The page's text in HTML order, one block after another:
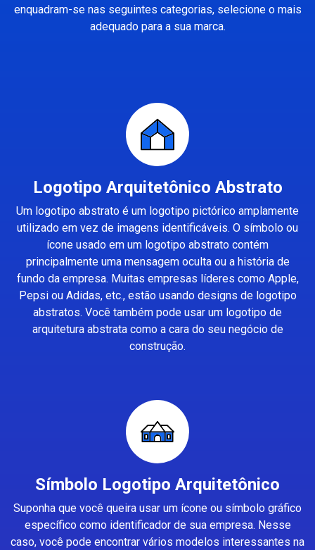
enquadram-se nas seguintes categorias, selecione o mais
adequado para a sua marca.
Logotipo Arquitetônico Abstrato
Um logotipo abstrato é um logotipo pictórico amplamente
utilizado em vez de imagens identificáveis. O símbolo ou
ícone usado em um logotipo abstrato contém
principalmente uma mensagem oculta ou a história de
fundo da empresa. Muitas empresas líderes como Apple,
Pepsi ou Adidas, etc., estão usando designs de logotipo
abstratos. Você também pode usar um logotipo de
arquitetura abstrata como a cara do seu negócio de
construção.
Símbolo Logotipo Arquitetônico
Suponha que você queira usar um ícone ou símbolo gráfico
específico como identificador de sua empresa. Nesse
caso, você pode encontrar vários modelos interessantes na